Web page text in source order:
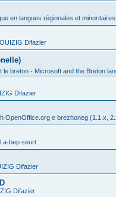
en langues régionales et minoritaires
Difazier
le breton - Microsoft and the Breton
Difazier
OpenOffice.org e brezhoneg (1.1.x,
a-bep seurt
Difazier
Difazier